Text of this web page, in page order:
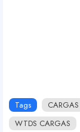
Tags CARGAS
WTDS CARGAS